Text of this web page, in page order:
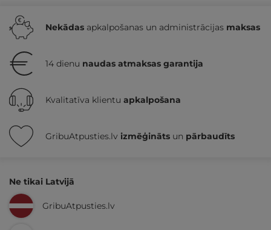
Nekādas apkalpošanas un administrācijas maksas
14 dienu naudas atmaksas garantija
Kvalitatīva klientu apkalpošana
GribuAtpusties.lv izmēģināts un pārbaudīts
Ne tikai Latvijā
GribuAtpusties.lv